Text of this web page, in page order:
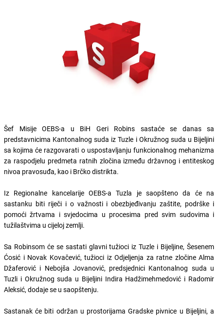
Šef Misije OEBS-a u BiH Geri Robins sastaće se danas sa
predstavnicima Kantonalnog suda iz Tuzle i Okružnog suda u Bijeljini
sa kojima će razgovarati o uspostavljanju funkcionalnog mehanizma
za raspodjelu predmeta ratnih zločina između državnog i entiteskog
nivoa pravosuđa, kao i Brčko distrikta.
Iz Regionalne kancelarije OEBS-a Tuzla je saopšteno da će na
sastanku biti riječi i o važnosti i obezbjeđivanju zaštite, podrške i
pomoći žrtvama i svjedocima u procesima pred svim sudovima i
tužilaštvima u cijeloj zemlji.
Sa Robinsom će se sastati glavni tužioci iz Tuzle i Bijeljine, Šesenem
Ćosić i Novak Kovačević, tužioci iz Odjeljenja za ratne zločine Alma
Džaferović i Nebojša Jovanović, predsjednici Kantonalnog suda u
Tuzli i Okružnog suda u Bijeljini Indira Hadžimehmedović i Radomir
Aleksić, dodaje se u saopštenju.
Sastanak će biti održan u prostorijama Gradske pivnice u Bijeljini, a